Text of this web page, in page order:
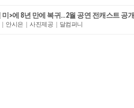
>에 8년 만에 복귀…2월 공연 전캐스트 공개
| 안시은 | 사진제공 | 달컴퍼니